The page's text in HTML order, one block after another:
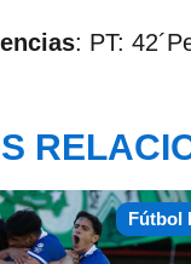
: PT:
Fútbol